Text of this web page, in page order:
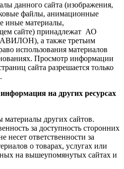
данного сайта (изображения,
файлы, анимационные
иные материалы,
сайте) принадлежат АО
а также третьим
использования материалов
Просмотр информации
сайта разрешается только
на других ресурсах
других сайтов.
за доступность сторонних
несет ответственности за
о товарах, услугах или
на вышеупомянутых сайтах и